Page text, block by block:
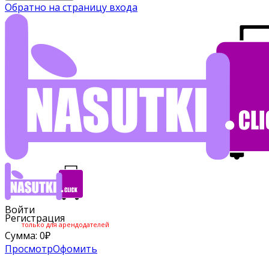
Обратно на страницу входа
Войти
Регистрация
только для арендодателей
Сумма: 0₽
ПросмотрОфомить